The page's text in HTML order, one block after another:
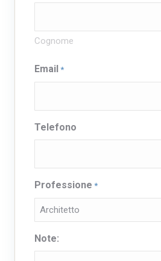
Cognome
Email *
Telefono
Professione *
Note: